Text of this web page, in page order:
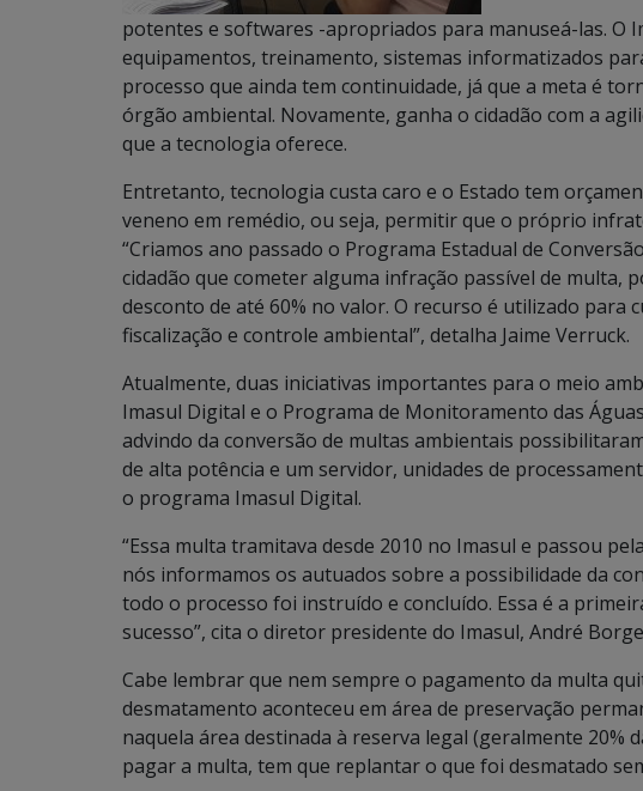
potentes e softwares -apropriados para manuseá-las. O
equipamentos, treinamento, sistemas informatizados
processo que ainda tem continuidade, já que a meta é
órgão ambiental. Novamente, ganha o cidadão com a
que a tecnologia oferece.
Entretanto, tecnologia custa caro e o Estado tem
veneno em remédio, ou seja, permitir que o próprio
“Criamos ano passado o Programa Estadual de
cidadão que cometer alguma infração passível de multa,
desconto de até 60% no valor. O recurso é utilizado para
fiscalização e controle ambiental”, detalha Jaime Verruck.
Atualmente, duas iniciativas importantes para o meio
Imasul Digital e o Programa de Monitoramento das
advindo da conversão de multas ambientais
de alta potência e um servidor, unidades de
o programa Imasul Digital.
“Essa multa tramitava desde 2010 no Imasul e passou
nós informamos os autuados sobre a possibilidade da
todo o processo foi instruído e concluído. Essa é a
sucesso”, cita o diretor presidente do Imasul, André
Cabe lembrar que nem sempre o pagamento da multa
desmatamento aconteceu em área de preservação
naquela área destinada à reserva legal (geralmente 20%
pagar a multa, tem que replantar o que foi desmatado